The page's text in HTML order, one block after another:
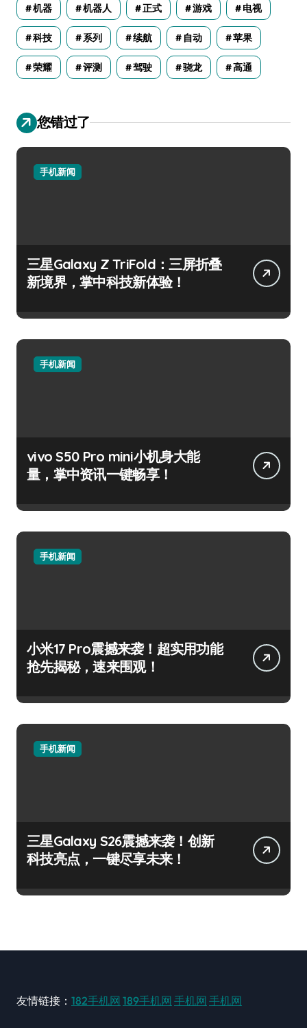
机器 机器人 正式 游戏 电视
科技 系列 续航 自动 苹果
荣耀 评测 驾驶 骁龙 高通
您错过了
手机新闻
三星Galaxy Z TriFold：三屏折叠
新境界，掌中科技新体验！
手机新闻
vivo S50 Pro mini小机身大能
量，掌中资讯一键畅享！
手机新闻
小米17 Pro震撼来袭！超实用功能
抢先揭秘，速来围观！
手机新闻
三星Galaxy S26震撼来袭！创新
科技亮点，一键尽享未来！
友情链接： 182手机网 189手机网 手机网 手机网